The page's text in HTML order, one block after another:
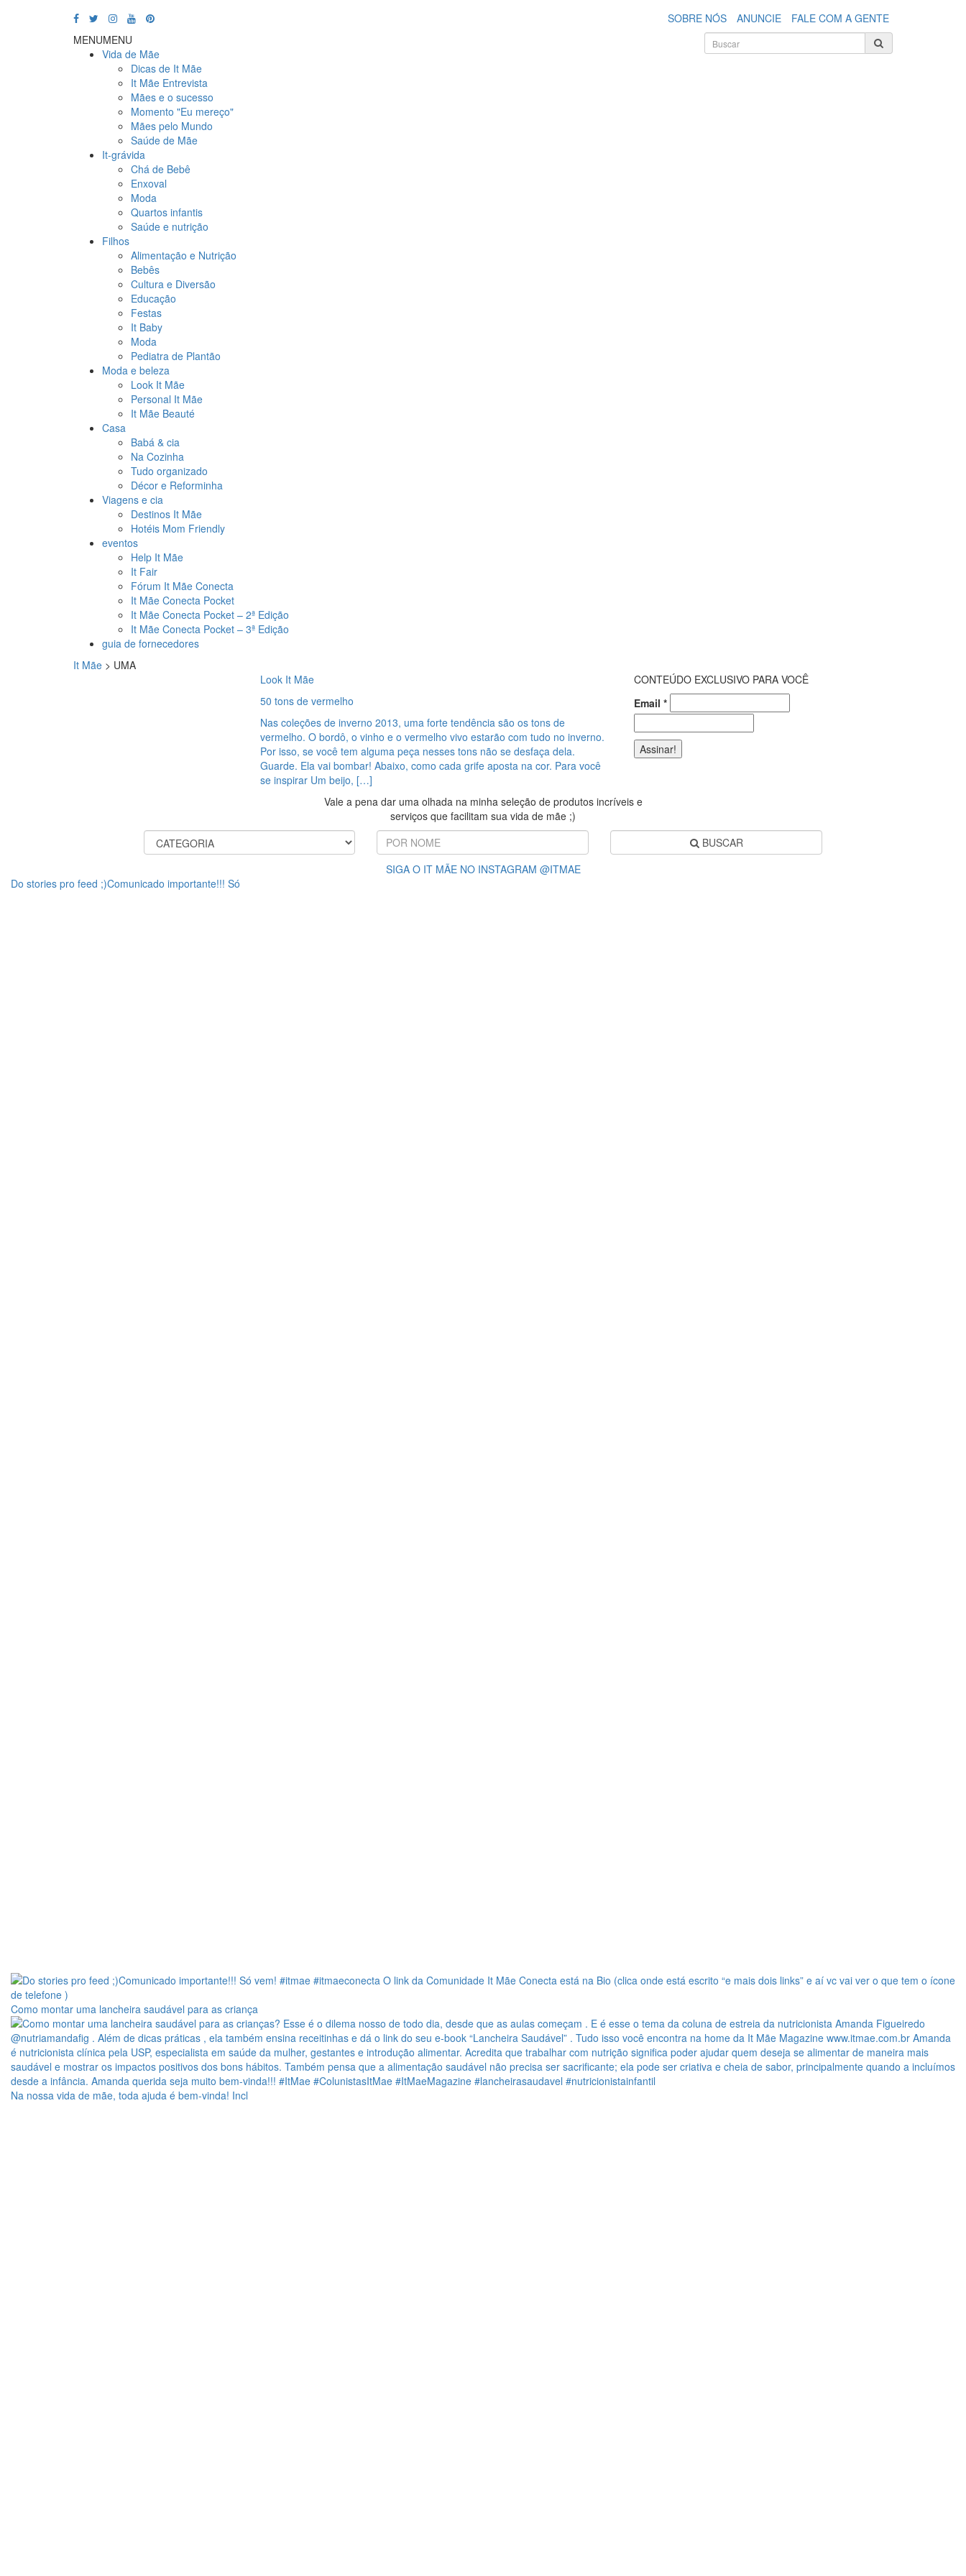
SOBRE NÓS ANUNCIE
FALE COM A GENTE
MENUMENU
Vida de Mãe
Dicas de It Mãe
It Mãe Entrevista
Mães e o sucesso
Momento "Eu mereço"
Mães pelo Mundo
Saúde de Mãe
It-grávida
Chá de Bebê
Enxoval
Moda
Quartos infantis
Saúde e nutrição
Filhos
Alimentação e Nutrição
Bebês
Cultura e Diversão
Educação
Festas
It Baby
Moda
Pediatra de Plantão
Moda e beleza
Look It Mãe
Personal It Mãe
It Mãe Beauté
Casa
Babá & cia
Na Cozinha
Tudo organizado
Décor e Reforminha
Viagens e cia
Destinos It Mãe
Hotéis Mom Friendly
eventos
Help It Mãe
It Fair
Fórum It Mãe Conecta
It Mãe Conecta Pocket
It Mãe Conecta Pocket – 2ª Edição
It Mãe Conecta Pocket – 3ª Edição
guia de fornecedores
It Mãe > UMA
Look It Mãe
50 tons de vermelho
Nas coleções de inverno 2013, uma forte tendência são os tons de
vermelho. O bordô, o vinho e o vermelho vivo estarão com tudo no inverno.
Por isso, se você tem alguma peça nesses tons não se desfaça dela.
Guarde. Ela vai bombar! Abaixo, como cada grife aposta na cor. Para você
se inspirar Um beijo, […]
CONTEÚDO EXCLUSIVO PARA VOCÊ
Email *
Vale a pena dar uma olhada na minha seleção de produtos incríveis e
serviços que facilitam sua vida de mãe ;)
BUSCAR
SIGA O IT MÃE NO INSTAGRAM @ITMAE
Do stories pro feed ;)Comunicado importante!!! Só
Como montar uma lancheira saudável para as criança
Na nossa vida de mãe, toda ajuda é bem-vinda! Incl